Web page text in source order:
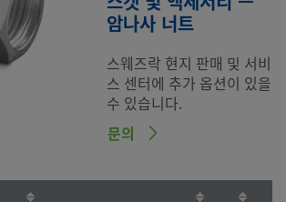
암나사 너트
스웨즈락 현지 판매 및 서비
스 센터에 추가 옵션이 있을
수 있습니다.
문의